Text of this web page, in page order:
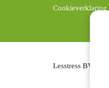
Cookieverklaring
Lesstress BV